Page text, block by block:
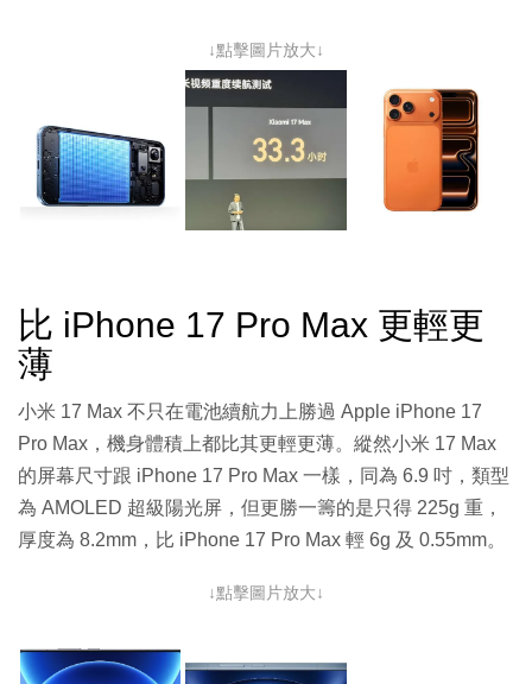
↓點擊圖片放大↓
比 iPhone 17 Pro Max 更輕更
薄
小米 17 Max 不只在電池續航力上勝過 Apple iPhone 17
Pro Max，機身體積上都比其更輕更薄。縱然小米 17 Max
的屏幕尺寸跟 iPhone 17 Pro Max 一樣，同為 6.9 吋，類型
為 AMOLED 超級陽光屏，但更勝一籌的是只得 225g 重，
厚度為 8.2mm，比 iPhone 17 Pro Max 輕 6g 及 0.55mm。
↓點擊圖片放大↓